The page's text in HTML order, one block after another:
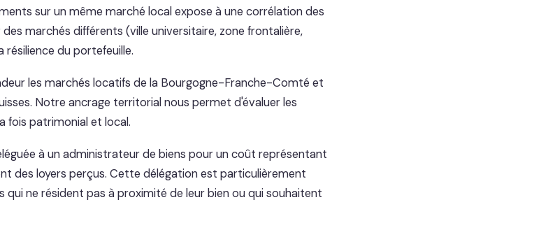
sur un même marché local expose à une corrélation des
marchés différents (ville universitaire, zone frontalière,
du portefeuille.
les marchés locatifs de la Bourgogne-Franche-Comté et
Notre ancrage territorial nous permet d'évaluer les
fois patrimonial et local.
à un administrateur de biens pour un coût représentant
des loyers perçus. Cette délégation est particulièrement
qui ne résident pas à proximité de leur bien ou qui souhaitent